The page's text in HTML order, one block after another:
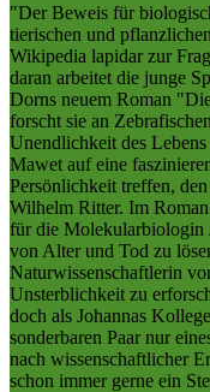
"Der Beweis für
tierischen und
Wikipedia lapidar zur
daran arbeitet die junge
Dorns neuem Roman
forscht sie an
Unendlichkeit des
Mawet auf eine
Persönlichkeit treffen,
Wilhelm Ritter. Im
für die Molekularbiologin
von Alter und Tod zu
Naturwissenschaftlerin
Unsterblichkeit zu
doch als Johannas
sonderbaren Paar nur
nach wissenschaftlicher
schon immer gerne ein